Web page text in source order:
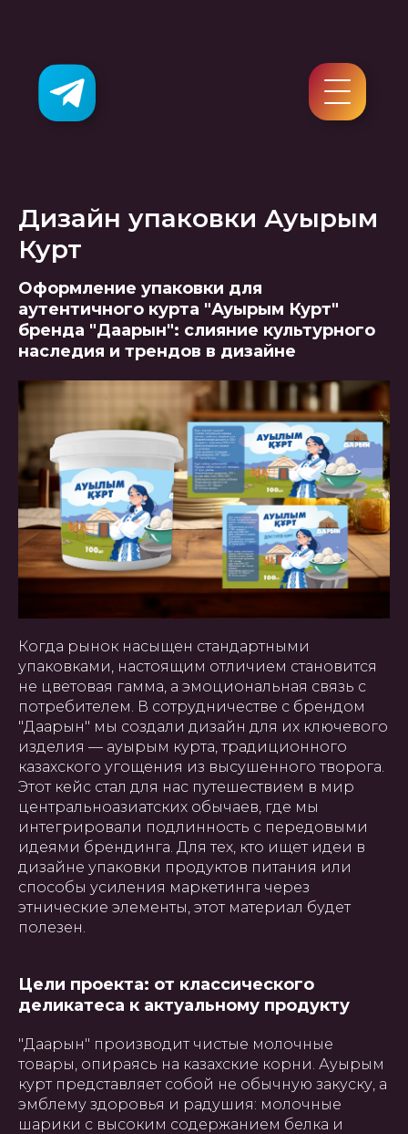
Дизайн упаковки Ауырым
Курт
Оформление упаковки для
аутентичного курта "Ауырым Курт"
бренда "Даарын": слияние культурного
наследия и трендов в дизайне
Когда рынок насыщен стандартными
упаковками, настоящим отличием становится
не цветовая гамма, а эмоциональная связь с
потребителем. В сотрудничестве с брендом
"Даарын" мы создали дизайн для их ключевого
изделия — ауырым курта, традиционного
казахского угощения из высушенного творога.
Этот кейс стал для нас путешествием в мир
центральноазиатских обычаев, где мы
интегрировали подлинность с передовыми
идеями брендинга. Для тех, кто ищет идеи в
дизайне упаковки продуктов питания или
способы усиления маркетинга через
этнические элементы, этот материал будет
полезен.
Цели проекта: от классического
деликатеса к актуальному продукту
"Даарын" производит чистые молочные
товары, опираясь на казахские корни. Ауырым
курт представляет собой не обычную закуску, а
эмблему здоровья и радушия: молочные
шарики с высоким содержанием белка и